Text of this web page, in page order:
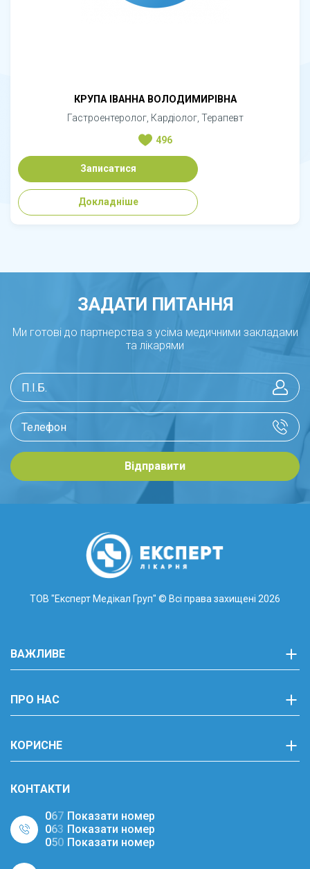
КРУПА ІВАННА ВОЛОДИМИРІВНА
Гастроентеролог, Кардіолог, Терапевт
496
Записатися
Докладніше
ЗАДАТИ ПИТАННЯ
Ми готові до партнерства з усіма медичними закладами
та лікарями
Відправити
ТОВ "Експерт Медікал Груп" © Всі права захищені 2026
ВАЖЛИВЕ
ПРО НАС
КОРИСНЕ
КОНТАКТИ
067 Показати номер
063 Показати номер
050 Показати номер